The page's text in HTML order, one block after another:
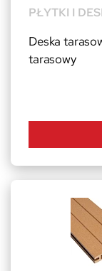
PŁYTKI I
Deska
tarasowy